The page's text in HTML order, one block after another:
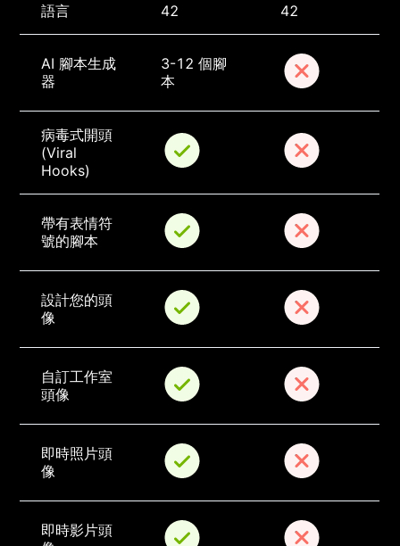
語言 42 42
AI 腳本生成
器
3-12 個腳
本
病毒式開頭
(Viral
Hooks)
帶有表情符
號的腳本
設計您的頭
像
自訂工作室
頭像
即時照片頭
像
即時影片頭